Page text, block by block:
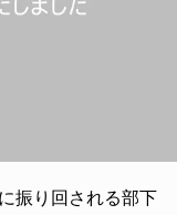
振り回される部下